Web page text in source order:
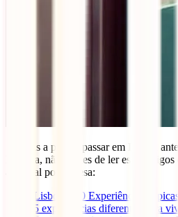
Se estás a pensar passar em Lisboa
Ericeira, não deixes de ler estes
a capital portuguesa:
Lisboa – 10 Experiências
5 experiências diferentes para